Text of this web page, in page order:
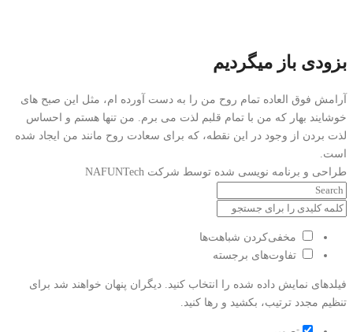
بزودی باز میگردیم
آرامش فوق العاده تمام روح من را به دست آورده ام، مثل این صبح های
خوشایند بهار که من با تمام قلبم لذت می برم. من تنها هستم و احساس
لذت بردن از وجود در این نقطه، که برای سعادت روح مانند من ایجاد شده
است.
طراحی و برنامه نویسی شده توسط شرکت NAFUNTech
مخفی‌کردن شباهت‌ها
تفاوت‌های برجسته
فیلدهای نمایش داده شده را انتخاب کنید. دیگران پنهان خواهند شد برای
تنظیم مجدد ترتیب، بکشید و رها کنید.